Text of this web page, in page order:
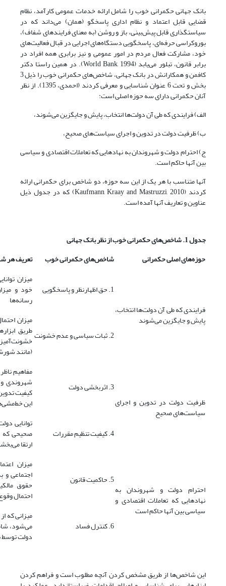
بانک جهانی حکمرانی خوبرا شامل ارائه خدمات عمومی کارآمد، نظام
قضایی قابل اعتماد و نظام اداری پاسخگو (همان) می‌داند که در
سیاستگذاری قابل پیش‌بینی، باز و روشن (به معنای فرایندهای شفاف)،
بوروکراسی حرفه‌ای، پاسخگویی دستگاه‌های اجرایی در قبال فعالیت‌های
خود، مشارکت فعال مردم در امور عمومی و نیز برابری همه افراد در
برابر قانون، تبلور می‌یابد (World Bank, 1994). در همین راستا دکتر
کافمن و همکارانش در بانک جهانی، شاخص‌های حکمرانی خوب را ذیل 3
بخش و تحت 6 عنوان شناسایی و معرفی کردند (احمدی، 1395). از نظر
آنان حکمرانی دارای سه حوزه اصلی است:
الف) فرایندی که طی آن دولت‌ها انتخاب، پایش و جایگزین می‌شوند،
ب) ظرفیت دولت در تدوین و اجرای سیاست‌های صحیح،
ج) احترام دولت و شهروندان به نهادهایی که تعاملات اقتصادی و سیاسی
بین آنها حاکم است.
آنها متناسب با هر یک از این سه حوزه، دو شاخص برای حکمرانی ارائه
کردند (Kaufmann, Kraay and Mastruzzi, 2010) که در جدول ذیل
عناوین و تعاریف آنها آمده است.
جدول 1. شاخص‌های حکمرانی خوب از نظر بانک جهانی
حوزه‌های اصلی حکمرانی
شاخص‌های حکمرانی خوب تعریف هر
فرایندی که طی آن دولت‌ها انتخاب،
پایش و جایگزین می‌شوند
1. حق اظهارنظر و پاسخگویی
میزان
خود و
رسانه‌ها
2. ثبات سیاسی و عدم خشونت
میزان
طریق
(مانند
ظرفیت دولت در تدوین و اجرای
سیاست‌های صحیح
3. اثربخشی دولت
مفاهیم
شهروندی
کیفیت
این
4. کیفیت تنظیم مقررات
توانایی
صحیحی که
ارتقا‌
احترام دولت و شهروندان به
نهادهایی که تعاملات اقتصادی و
سیاسی بین آنها حاکم است
5. حاکمیت قانون
میزان
اجتماعی
حقوق
احتمال
6. کنترل فساد
میزانی که
می‌شود،
دولت توسط
این شاخص‌ها از طریق مشخص کردن آنچه مطلوب است و فراهم کردن